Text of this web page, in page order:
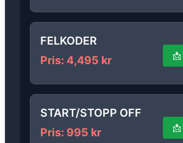
FELKODER
Pris: 4,495 kr
📩
START/STOPP OFF
Pris: 995 kr
📩